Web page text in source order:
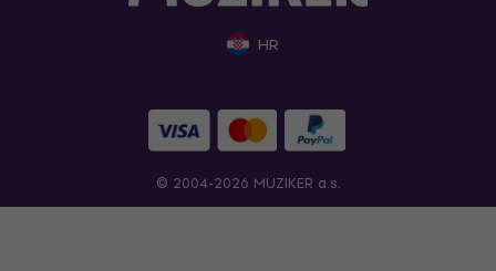
HR
© 2004-2026 MUZIKER a.s.